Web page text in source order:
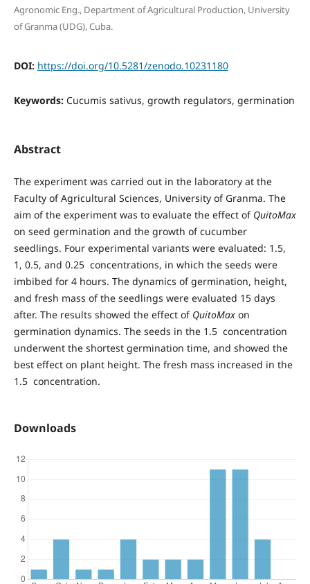
Agronomic Eng., Department of Agricultural Production, University
of Granma (UDG), Cuba.
DOI: https://doi.org/10.5281/zenodo.10231180
Keywords: Cucumis sativus, growth regulators, germination
Abstract
The experiment was carried out in the laboratory at the
Faculty of Agricultural Sciences, University of Granma. The
aim of the experiment was to evaluate the effect of QuitoMax
on seed germination and the growth of cucumber
seedlings. Four experimental variants were evaluated: 1.5,
1, 0.5, and 0.25 concentrations, in which the seeds were
imbibed for 4 hours. The dynamics of germination, height,
and fresh mass of the seedlings were evaluated 15 days
after. The results showed the effect of QuitoMax on
germination dynamics. The seeds in the 1.5 concentration
underwent the shortest germination time, and showed the
best effect on plant height. The fresh mass increased in the
1.5 concentration.
Downloads